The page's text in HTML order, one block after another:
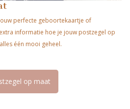
perfecte geboortekaartje of
informatie hoe je jouw postzegel op
één mooi geheel.
op maat